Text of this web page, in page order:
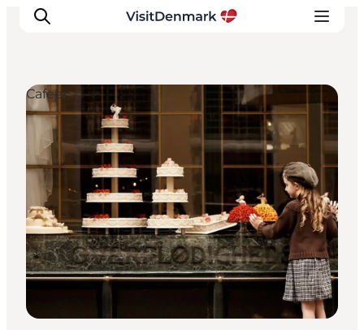
Inspirasjon
Reisemål
Aktiviteter
Overnatting
Planlegg reisen
Cafeer